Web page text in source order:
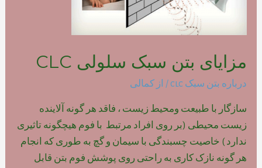
مزایای بتن سبک سلولی CLC
درباره بتن سبک clc / از کمالی
سازگار با طبیعت ومحیط زیست ، فاقد هر گونه آلاینده
زیست محیطی (بر روی افراد مرتبط با فوم هیچگونه تاثیری
ندارد ) خاصیت چسبندگی با سیمان و گچ به طوری که انجام
هر گونه نازک کاری به راحتی روی پوشش فوم بتن قابل